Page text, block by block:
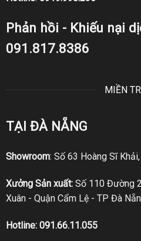
Phản hồi - Khiếu nại
091.817.8386
MIỀN
TẠI ĐÀ NẴNG
Showroom: Số 63 Hoàng Sĩ
Xưởng Sản xuất:Số 110 Đường
Xuân - Quận Cẩm Lệ - TP Đà
Hotline: 091.66.11.055